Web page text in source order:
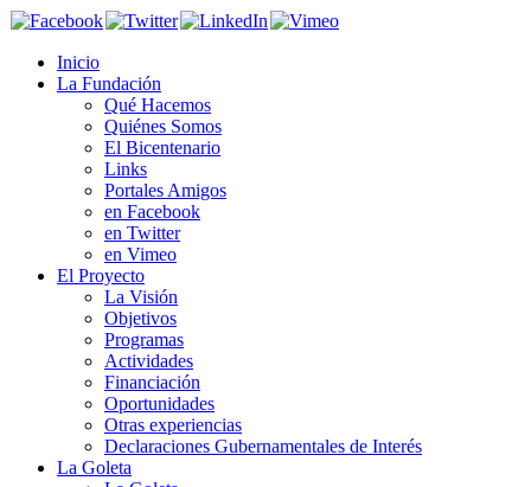
Inicio
La Fundación
Qué Hacemos
Quiénes Somos
El Bicentenario
Links
Portales Amigos
en Facebook
en Twitter
en Vimeo
El Proyecto
La Visión
Objetivos
Programas
Actividades
Financiación
Oportunidades
Otras experiencias
Declaraciones Gubernamentales de Interés
La Goleta